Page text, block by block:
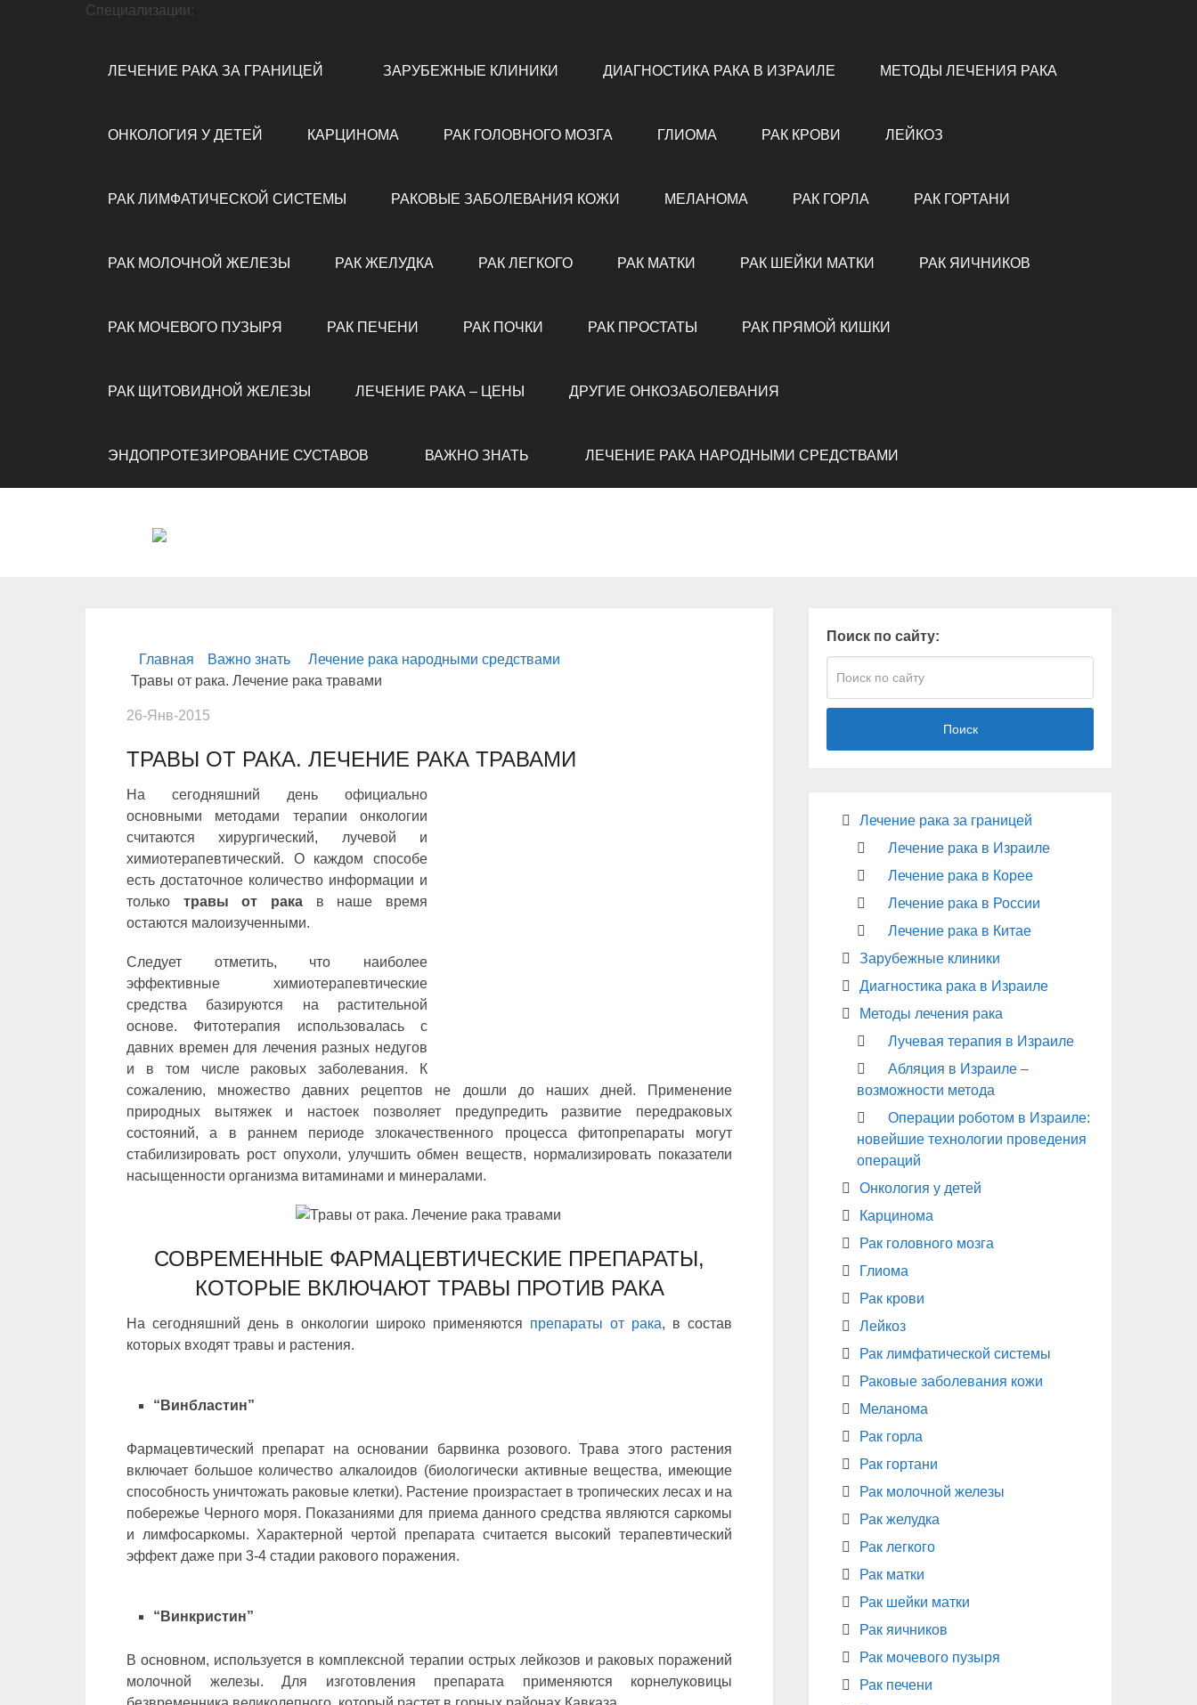
Специализации:
ЛЕЧЕНИЕ РАКА ЗА ГРАНИЦЕЙ ЗАРУБЕЖНЫЕ КЛИНИКИ ДИАГНОСТИКА РАКА В ИЗРАИЛЕ МЕТОДЫ ЛЕЧЕНИЯ РАКА
ОНКОЛОГИЯ У ДЕТЕЙ КАРЦИНОМА РАК ГОЛОВНОГО МОЗГА ГЛИОМА РАК КРОВИ ЛЕЙКОЗ
РАК ЛИМФАТИЧЕСКОЙ СИСТЕМЫ РАКОВЫЕ ЗАБОЛЕВАНИЯ КОЖИ МЕЛАНОМА РАК ГОРЛА РАК ГОРТАНИ
РАК МОЛОЧНОЙ ЖЕЛЕЗЫ РАК ЖЕЛУДКА РАК ЛЕГКОГО РАК МАТКИ РАК ШЕЙКИ МАТКИ РАК ЯИЧНИКОВ
РАК МОЧЕВОГО ПУЗЫРЯ РАК ПЕЧЕНИ РАК ПОЧКИ РАК ПРОСТАТЫ РАК ПРЯМОЙ КИШКИ
РАК ЩИТОВИДНОЙ ЖЕЛЕЗЫ ЛЕЧЕНИЕ РАКА – ЦЕНЫ ДРУГИЕ ОНКОЗАБОЛЕВАНИЯ
ЭНДОПРОТЕЗИРОВАНИЕ СУСТАВОВ ВАЖНО ЗНАТЬ ЛЕЧЕНИЕ РАКА НАРОДНЫМИ СРЕДСТВАМИ
Главная Важно знать
Лечение рака народными средствами
Травы от рака. Лечение рака травами
26-Янв-2015
ТРАВЫ ОТ РАКА. ЛЕЧЕНИЕ РАКА ТРАВАМИ
На сегодняшний день официально
основными методами терапии онкологии
считаются хирургический, лучевой и
химиотерапевтический. О каждом способе
есть достаточное количество информации и
только травы от рака в наше время
остаются малоизученными.
Следует отметить, что наиболее
эффективные химиотерапевтические
средства базируются на растительной
основе. Фитотерапия использовалась с
давних времен для лечения разных недугов
и в том числе раковых заболевания. К
сожалению, множество давних рецептов не дошли до наших дней. Применение
природных вытяжек и настоек позволяет предупредить развитие передраковых
состояний, а в раннем периоде злокачественного процесса фитопрепараты могут
стабилизировать рост опухоли, улучшить обмен веществ, нормализировать показатели
насыщенности организма витаминами и минералами.
СОВРЕМЕННЫЕ ФАРМАЦЕВТИЧЕСКИЕ ПРЕПАРАТЫ,
КОТОРЫЕ ВКЛЮЧАЮТ ТРАВЫ ПРОТИВ РАКА
На сегодняшний день в онкологии широко применяются препараты от рака, в состав
которых входят травы и растения.
“Винбластин”
Фармацевтический препарат на основании барвинка розового. Трава этого растения
включает большое количество алкалоидов (биологически активные вещества, имеющие
способность уничтожать раковые клетки). Растение произрастает в тропических лесах и на
побережье Черного моря. Показаниями для приема данного средства являются саркомы
и лимфосаркомы. Характерной чертой препарата считается высокий терапевтический
эффект даже при 3-4 стадии ракового поражения.
“Винкристин”
В основном, используется в комплексной терапии острых лейкозов и раковых поражений
молочной железы. Для изготовления препарата применяются корнелуковицы
Поиск по сайту:
Поиск
Лечение рака за границей
Лечение рака в Израиле
Лечение рака в Корее
Лечение рака в России
Лечение рака в Китае
Зарубежные клиники
Диагностика рака в Израиле
Методы лечения рака
Лучевая терапия в Израиле
Абляция в Израиле –
возможности метода
Операции роботом в Израиле:
новейшие технологии проведения
операций
Онкология у детей
Карцинома
Рак головного мозга
Глиома
Рак крови
Лейкоз
Рак лимфатической системы
Раковые заболевания кожи
Меланома
Рак горла
Рак гортани
Рак молочной железы
Рак желудка
Рак легкого
Рак матки
Рак шейки матки
Рак яичников
Рак мочевого пузыря
Рак печени